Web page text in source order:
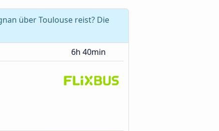
über Toulouse reist? Die
6h 40min